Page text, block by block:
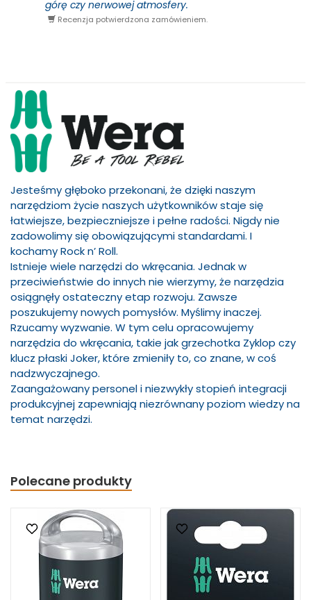
górę czy nerwowej atmosfery.
Recenzja potwierdzona zamówieniem.
Jesteśmy głęboko przekonani, że dzięki naszym
narzędziom życie naszych użytkowników staje się
łatwiejsze, bezpieczniejsze i pełne radości. Nigdy nie
zadowolimy się obowiązującymi standardami. I
kochamy Rock n’ Roll.
Istnieje wiele narzędzi do wkręcania. Jednak w
przeciwieństwie do innych nie wierzymy, że narzędzia
osiągnęły ostateczny etap rozwoju. Zawsze
poszukujemy nowych pomysłów. Myślimy inaczej.
Rzucamy wyzwanie. W tym celu opracowujemy
narzędzia do wkręcania, takie jak grzechotka Zyklop czy
klucz płaski Joker, które zmieniły to, co znane, w coś
nadzwyczajnego.
Zaangażowany personel i niezwykły stopień integracji
produkcyjnej zapewniają niezrównany poziom wiedzy na
temat narzędzi.
Polecane produkty